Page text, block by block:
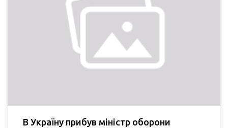
В Україну прибув міністр оборони